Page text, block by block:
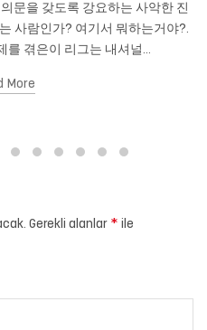
문을 갖도록 강요하는 사악한 진
사람인가? 여기서 뭐하는거야?.
를 겪은이 리그는 내셔널...
More
Gerekli alanlar * ile